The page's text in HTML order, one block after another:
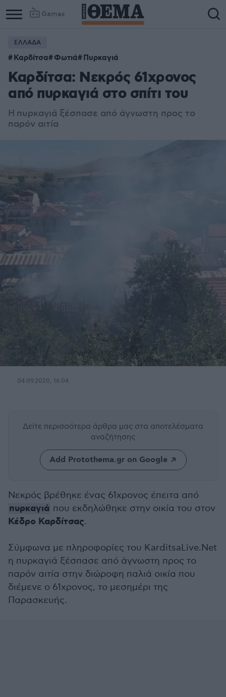
Games
ΕΛΛΑΔΑ
Καρδίτσα Φωτιά Πυρκαγιά
Καρδίτσα: Νεκρός 61χρονος
από πυρκαγιά στο σπίτι του
Η πυρκαγιά ξέσπασε από άγνωστη προς το
παρόν αιτία
04.09.2020, 16:04
Δείτε περισσότερα άρθρα μας στα αποτελέσματα
αναζήτησης
Add Protothema.gr on Google
Νεκρός βρέθηκε ένας 61χρονος έπειτα από
πυρκαγιά που εκδηλώθηκε στην οικία του στον
Κέδρο Καρδίτσας.
Σύμφωνα με πληροφορίες του KarditsaLive.Net
η πυρκαγιά ξέσπασε από άγνωστη προς το
παρόν αιτία στην διώροφη παλιά οικία που
διέμενε ο 61χρονος, το μεσημέρι της
Παρασκευής.